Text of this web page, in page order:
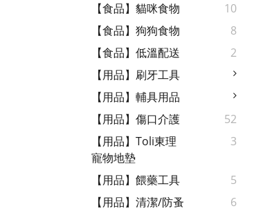
【食品】貓咪食物
10
【食品】狗狗食物
8
【食品】低溫配送
2
【用品】刷牙工具
【用品】輔具用品
【用品】傷口介護
52
【用品】Toli東理
寵物地墊
3
【用品】餵藥工具
5
【用品】清潔/防蚤
6